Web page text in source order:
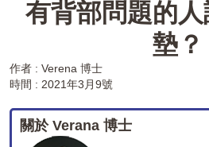
有背部問題的
墊？
作者 : Verena 博士
時間 : 2021年3月9號
關於 Verana 博士